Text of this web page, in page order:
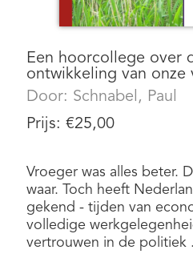
Een hoorcollege over
ontwikkeling van onze
Door: Schnabel, Paul
Prijs: €25,00
Vroeger was alles beter.
waar. Toch heeft
gekend - tijden van
volledige
vertrouwen in de politiek